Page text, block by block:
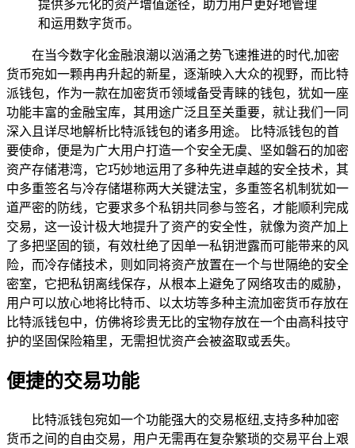
提供多元化的资产增值途径，助力用户更好地管理
和运用数字货币。
在当今数字化金融浪潮以汹涌之势飞速推进的时代,加密
货币宛如一颗冉冉升起的新星，逐渐映入大众的视野，而比特
派钱包，作为一款在加密货币领域备受青睐的钱包，犹如一座
功能丰富的金融宝库，其用途广泛且至关重要，就让我们一同
深入且详尽地解析比特派钱包的诸多用途。 比特派钱包的首
要使命，便是为广大用户打造一个安全无虞、坚如磐石的加密
资产存储港湾，它巧妙地运用了多种先进卓越的安全技术，其
中多重签名与冷存储堪称两大关键法宝，多重签名机制犹如一
道严密的防线，它要求多个私钥共同参与签名，才能顺利完成
交易，这一设计极大地提升了资产的安全性，就像为资产加上
了多把坚固的锁，有效杜绝了因单一私钥泄露而可能带来的风
险，而冷存储技术，则如同将资产放置在一个与世隔绝的安全
密室，它把私钥离线保存，从根本上避免了网络攻击的威胁，
用户可以放心地将比特币、以太坊等多种主流加密货币存放在
比特派钱包中，仿佛将珍贵无比的宝物存放在一个由高科技守
护的坚固保险箱里，无需担忧资产会被盗取或丢失。
便捷的交易功能
比特派钱包宛如一个功能强大的交易枢纽,支持多种加密
货币之间的自由交易，用户无需再在复杂繁琐的交易平台上艰